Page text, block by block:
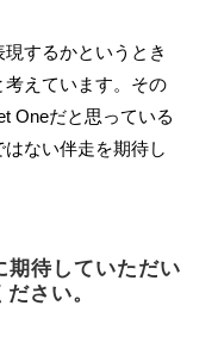
するかというとき
えています。その
Oneだと思っている
ない伴走を期待し
待していただい
さい。